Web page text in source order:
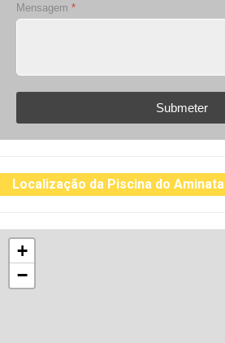
Mensagem *
Submeter
Localização da Piscina do Aminata
+
−